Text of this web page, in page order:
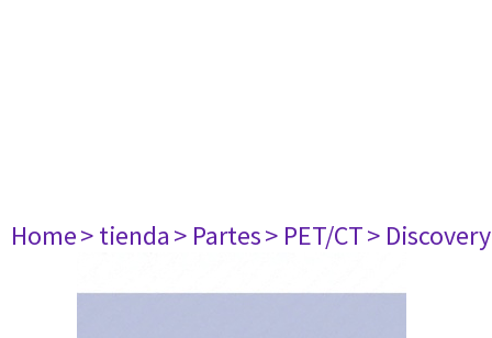
Home> tienda> Partes> PET/CT>